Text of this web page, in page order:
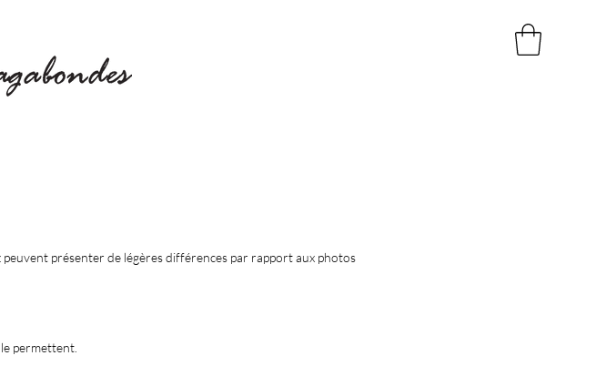
présenter de légères différences par rapport aux photos
permettent.